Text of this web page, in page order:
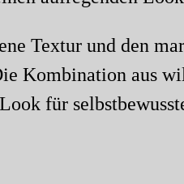
Textur und den
Kombination aus
für